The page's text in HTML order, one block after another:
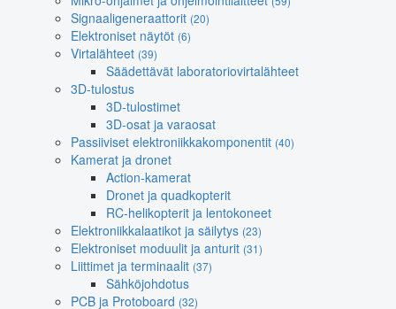
Signaaligeneraattorit (20)
Elektroniset näytöt (6)
Virtalähteet (39)
Säädettävät laboratoriovirtalähteet
3D-tulostus
3D-tulostimet
3D-osat ja varaosat
Passiiviset elektroniikkakomponentit (40)
Kamerat ja dronet
Action-kamerat
Dronet ja quadkopterit
RC-helikopterit ja lentokoneet
Elektroniikkalaatikot ja säilytys (23)
Elektroniset moduulit ja anturit (31)
Liittimet ja terminaalit (37)
Sähköjohdotus
PCB ja Protoboard (32)